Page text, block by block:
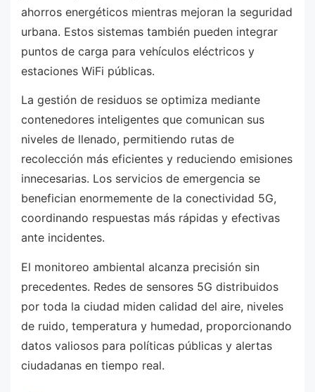
ahorros energéticos mientras mejoran la seguridad
urbana. Estos sistemas también pueden integrar
puntos de carga para vehículos eléctricos y
estaciones WiFi públicas.
La gestión de residuos se optimiza mediante
contenedores inteligentes que comunican sus
niveles de llenado, permitiendo rutas de
recolección más eficientes y reduciendo emisiones
innecesarias. Los servicios de emergencia se
benefician enormemente de la conectividad 5G,
coordinando respuestas más rápidas y efectivas
ante incidentes.
El monitoreo ambiental alcanza precisión sin
precedentes. Redes de sensores 5G distribuidos
por toda la ciudad miden calidad del aire, niveles
de ruido, temperatura y humedad, proporcionando
datos valiosos para políticas públicas y alertas
ciudadanas en tiempo real.